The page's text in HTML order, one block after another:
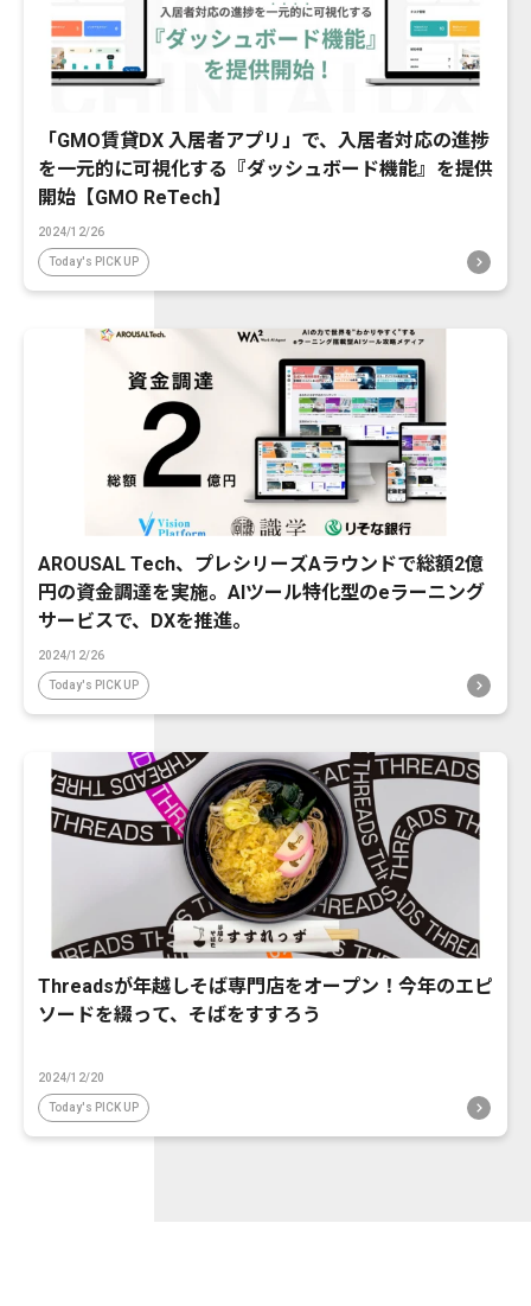
「GMO賃貸DX 入居者アプリ」で、入居者対応の進捗
を一元的に可視化する『ダッシュボード機能』を提供
開始【GMO ReTech】
2024/12/26
Today's PICK UP
AROUSAL Tech、プレシリーズAラウンドで総額2億
円の資金調達を実施。AIツール特化型のeラーニング
サービスで、DXを推進。
2024/12/26
Today's PICK UP
Threadsが年越しそば専門店をオープン！今年のエピ
ソードを綴って、そばをすすろう
2024/12/20
Today's PICK UP